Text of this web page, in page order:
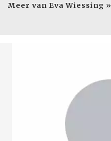
Meer van Eva Wiessing »